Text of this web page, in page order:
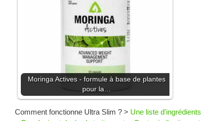
Moringa Actives - formule à base de plantes
pour la…
Comment fonctionne Ultra Slim ? > Une liste d'ingrédients